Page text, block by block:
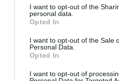
I want to opt-out of the
personal data.
Opted In
I want to opt-out of the Sale
Personal Data.
Opted In
I want to opt-out of
@ Sam a commenté :
La consommation est déjà